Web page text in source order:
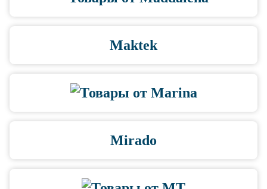
Maktek
Mirado